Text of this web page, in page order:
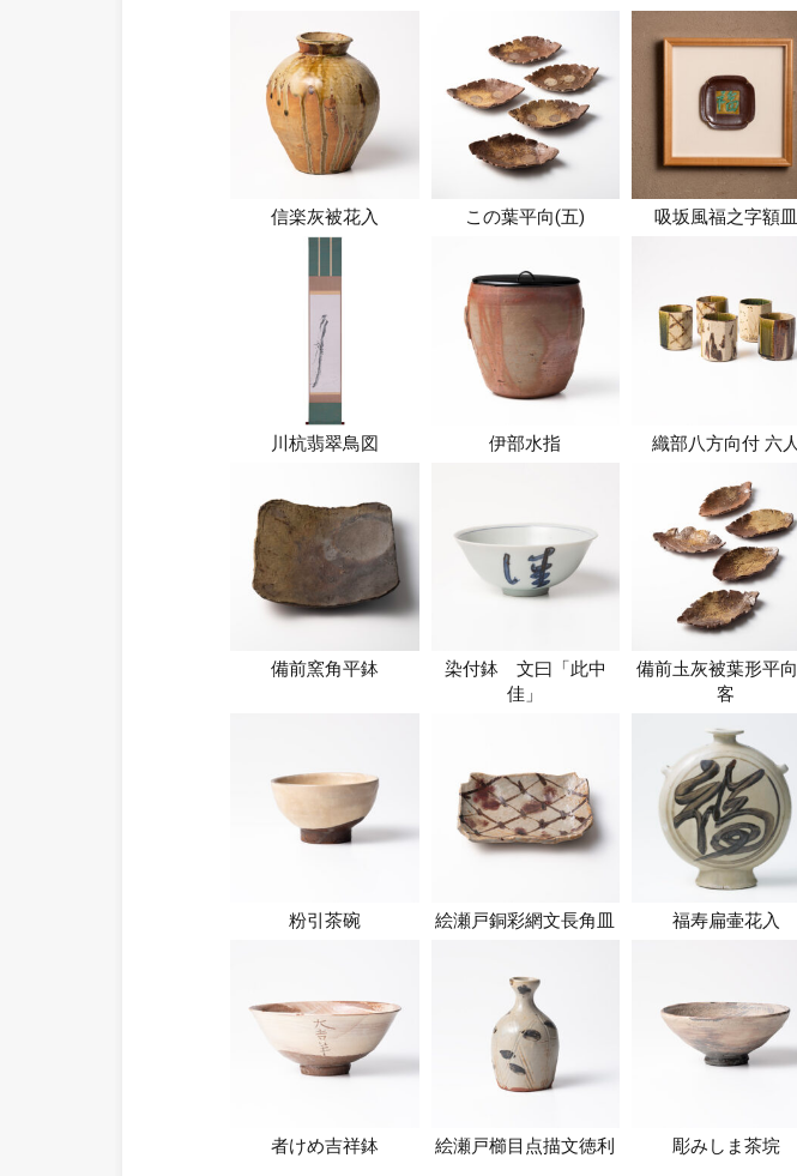
信楽灰被花入 この葉平向(五) 吸坂風福之字額皿
川杭翡翠鳥図 伊部水指 織部八方向付 六人
備前窯角平鉢
染付鉢 文曰「此中
佳」
備前圡灰被葉形平
客
粉引茶碗 絵瀬戸銅彩網文長角皿 福寿扁壷花入
者けめ吉祥鉢 絵瀬戸櫛目点描文徳利 彫みしま茶垸